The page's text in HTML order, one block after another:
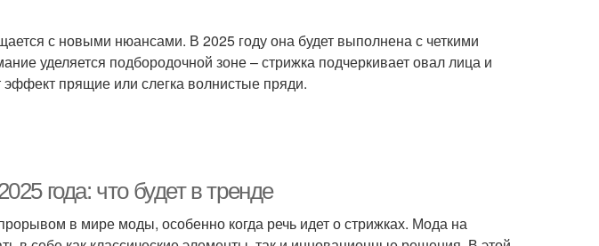
с новыми нюансами. В 2025 году она будет выполнена с четкими
уделяется подбородочной зоне – стрижка подчеркивает овал лица и
эффект прящие или слегка волнистые пряди.
года: что будет в тренде
в мире моды, особенно когда речь идет о стрижках. Мода на